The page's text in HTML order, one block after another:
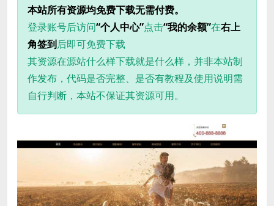
本站所有资源均免费下载无需付费。
登录账号后访问“个人中心”点击“我的余额”在右上
角签到后即可免费下载
其资源在源站什么样下载就是什么样，并非本站制
作发布，代码是否完整、是否有教程及使用说明需
自行判断，本站不保证其资源可用。